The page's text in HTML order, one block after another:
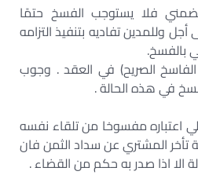
فلا يستوجب الفسخ حتمًا
وللمدين تفاديه بتنفيذ التزامه
بالفسخ.
الصريح) في العقد . وجوب
في هذه الحالة .
اعتباره مفسوخا من تلقاء نفسه
المشتري عن سداد الثمن فان
الا اذا صدر به حكم من القضاء .